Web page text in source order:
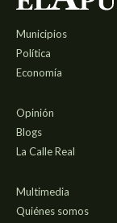
Municipios
Política
Economía
Opinión
Blogs
La Calle Real
Multimedia
Quiénes somos